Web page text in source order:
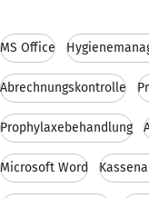
MS Office
Abrechnungskontrolle
Prophylaxebehandlung
Microsoft Word